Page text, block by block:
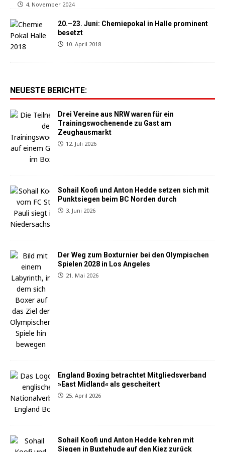
4. November 2024
20.–23. Juni: Chemiepokal in Halle prominent
besetzt
10. April 2018
NEUESTE BERICHTE:
Drei Vereine aus NRW waren für ein
Trainingswochenende zu Gast am
Zeughausmarkt
12. Juli 2026
Sohail Koofi und Anton Hedde setzen sich mit
Punktsiegen beim BC Norden durch
3. Juni 2026
Der Weg zum Boxturnier bei den Olympischen
Spielen 2028 in Los Angeles
21. Mai 2026
England Boxing betrachtet Mitgliedsverband
»East Midland« als gescheitert
25. April 2026
Sohail Koofi und Anton Hedde kehren mit
Siegen in Buxtehude auf den Kiez zurück